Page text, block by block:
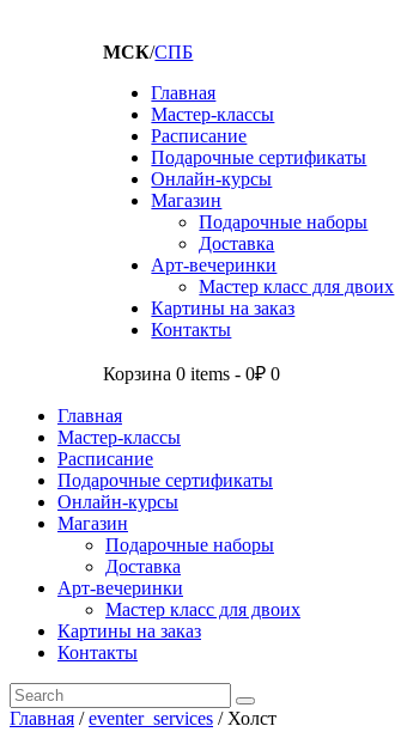
МСК/СПБ
Главная
Мастер-классы
Расписание
Подарочные сертификаты
Онлайн-курсы
Магазин
Подарочные наборы
Доставка
Арт-вечеринки
Мастер класс для двоих
Картины на заказ
Контакты
Корзина 0 items -0₽ 0
Главная
Мастер-классы
Расписание
Подарочные сертификаты
Онлайн-курсы
Магазин
Подарочные наборы
Доставка
Арт-вечеринки
Мастер класс для двоих
Картины на заказ
Контакты
Главная /eventer_services / Холст